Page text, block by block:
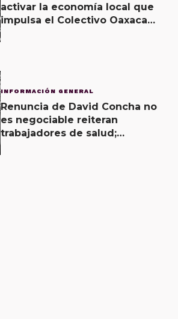
activar la economía local que
impulsa el Colectivo Oaxaca
INFORMACIÓN GENERAL
Renuncia de David Concha no
es negociable reiteran
trabajadores de salud;